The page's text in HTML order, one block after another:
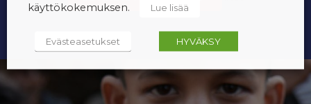
käyttökokemuksen.
Lue lisää
Evästeasetukset HYVÄKSY